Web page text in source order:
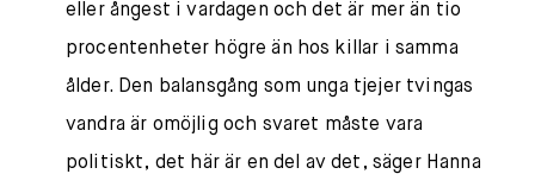
eller ångest i vardagen och det är mer än tio
procentenheter högre än hos killar i samma
ålder. Den balansgång som unga tjejer tvingas
vandra är omöjlig och svaret måste vara
politiskt, det här är en del av det, säger Hanna